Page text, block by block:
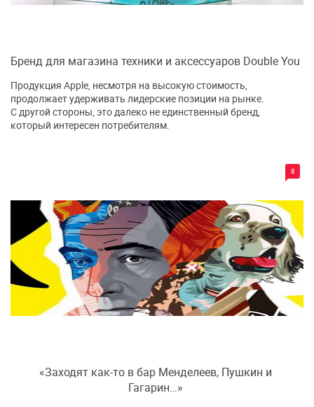
Бренд для магазина техники и аксессуаров Double You
8
Продукция Apple, несмотря на высокую стоимость,
продолжает удерживать лидерские позиции на рынке.
С другой стороны, это далеко не единственный бренд,
который интересен потребителям.
«Заходят как-то в бар Менделеев, Пушкин и
Гагарин…»